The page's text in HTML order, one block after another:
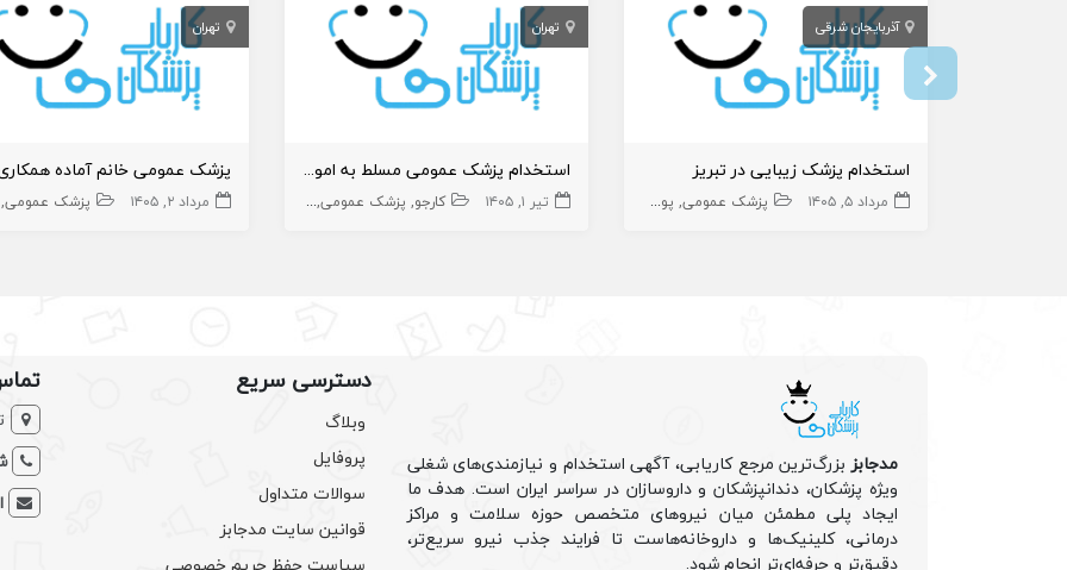
آذربایجان شرقی
استخدام پزشک زیبایی در تبریز
مرداد ۵, ۱۴۰۵ پزشک عمومی پوست و زیبایی زیبایی پزشک عمومی پوست مطب
تهران
استخدام پزشک عمومی مسلط به امور زیبایی دارای پروانه تهران
تیر ۱, ۱۴۰۵ کارجو پزشک عمومی زیبایی
تهران
مرداد ۲, ۱۴۰۵ پزشک عمومی
مدجابزبزرگ‌ترین مرجع کاریابی، آگهی استخدام و نیازمندی‌های شغلی
ویژه پزشکان، دندانپزشکان و داروسازان در سراسر ایران است. هدف ما
ایجاد پلی مطمئن میان نیروهای متخصص حوزه سلامت و مراکز
درمانی، کلینیک‌ها و داروخانه‌هاست تا فرایند جذب نیرو سریع‌تر،
دقیق‌تر و حرفه‌ای‌تر انجام شود.
دسترسی سریع
وبلاگ
پروفایل
سوالات متداول
قوانین سایت مدجابز